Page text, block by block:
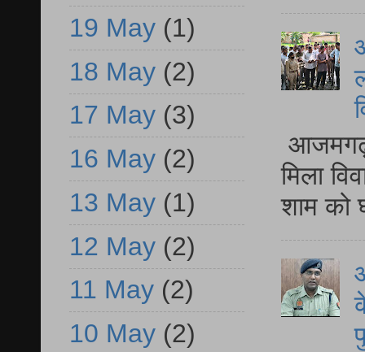
आजमगढ़
मिला
शाम को
19 May (1)
18 May (2)
17 May (3)
16 May (2)
13 May (1)
12 May (2)
11 May (2)
10 May (2)